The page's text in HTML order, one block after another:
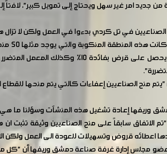
في تل كردي بدءوا في العمل ولكن لا تزال
تتضرر ، أي مثلاً معمل في منطقة
منح الصناعيين إعفاءات كالتي يتم منحها
إعادة تشغيل هذه المنشآت وسؤلنا ما هي
الاتفاق سابقاً على منح الصناعيين وثيقة
اعطائه قروض وتسهيلات للعودة الى العمل ولكن
عضو مجلس إدارة غرفة صناعة دمشق وريفها أن